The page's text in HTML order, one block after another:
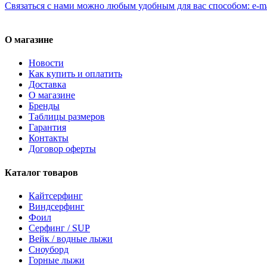
Связаться с нами можно любым удобным для вас способом: e-
О магазине
Новости
Как купить и оплатить
Доставка
О магазине
Бренды
Таблицы размеров
Гарантия
Контакты
Договор оферты
Каталог товаров
Кайтсерфинг
Виндсерфинг
Фоил
Серфинг / SUP
Вейк / водные лыжи
Сноуборд
Горные лыжи